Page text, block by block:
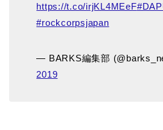
https://t.co/irjKL4MEeF
#rockcorpsjapan
— BARKS編集部
2019